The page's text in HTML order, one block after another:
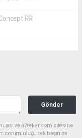
RR
Gönder
ve a2teker.com sitesine
sorumluluğu tek başınıza